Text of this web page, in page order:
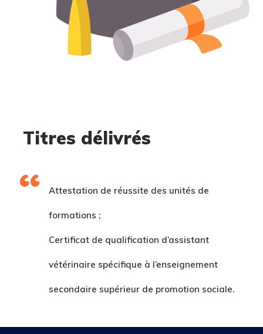
Titres délivrés
Attestation de réussite des unités de
formations ;
Certificat de qualification d’assistant
vétérinaire spécifique à l’enseignement
secondaire supérieur de promotion sociale.